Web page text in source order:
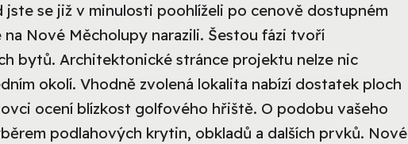
se již v minulosti poohlíželi po cenově dostupném
Nové Měcholupy narazili. Šestou fázi tvoří
bytů. Architektonické stránce projektu nelze nic
okolí. Vhodně zvolená lokalita nabízí dostatek ploch
ocení blízkost golfového hřiště. O podobu vašeho
podlahových krytin, obkladů a dalších prvků. Nové